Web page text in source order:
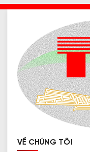
VỀ CHÚNG TÔI